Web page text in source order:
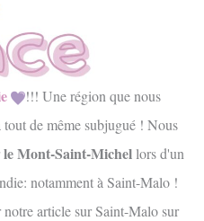
!!! Une région que nous
de même subjugué ! Nous
le Mont-Saint-Michellors d'un
notamment à Saint-Malo !
article sur Saint-Malo sur